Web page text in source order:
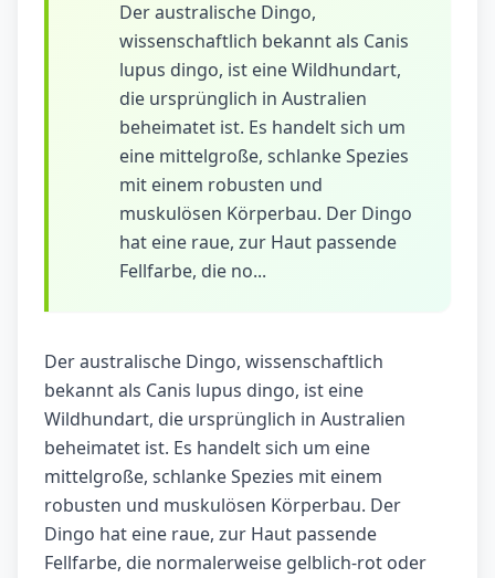
Der australische Dingo,
wissenschaftlich bekannt als Canis
lupus dingo, ist eine Wildhundart,
die ursprünglich in Australien
beheimatet ist. Es handelt sich um
eine mittelgroße, schlanke Spezies
mit einem robusten und
muskulösen Körperbau. Der Dingo
hat eine raue, zur Haut passende
Fellfarbe, die no...
Der australische Dingo, wissenschaftlich
bekannt als Canis lupus dingo, ist eine
Wildhundart, die ursprünglich in Australien
beheimatet ist. Es handelt sich um eine
mittelgroße, schlanke Spezies mit einem
robusten und muskulösen Körperbau. Der
Dingo hat eine raue, zur Haut passende
Fellfarbe, die normalerweise gelblich-rot oder